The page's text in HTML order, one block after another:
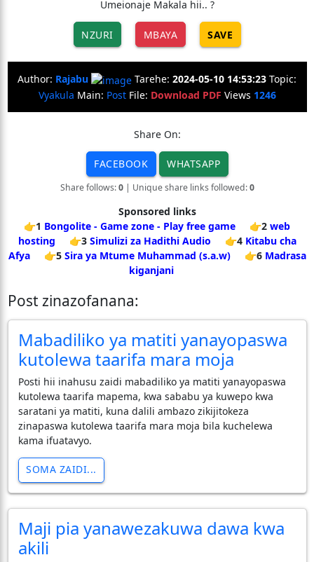
Umeionaje Makala hii.. ?
NZURI MBAYA SAVE
Author: Rajabu Tarehe: 2024-05-10 14:53:23 Topic:
Vyakula Main: PostFile: Download PDF Views 1246
Share On:
FACEBOOK WHATSAPP
Share follows:0| Unique share links followed:0
Sponsored links
👉1 Bongolite - Game zone - Play free game 👉2 web
hosting
👉3 Simulizi za Hadithi Audio 👉4 Kitabu cha
Afya
👉5 Sira ya Mtume Muhammad (s.a.w) 👉6 Madrasa
kiganjani
Post zinazofanana:
Mabadiliko ya matiti yanayopaswa
kutolewa taarifa mara moja
Posti hii inahusu zaidi mabadiliko ya matiti yanayopaswa
kutolewa taarifa mapema, kwa sababu ya kuwepo kwa
saratani ya matiti, kuna dalili ambazo zikijitokeza
zinapaswa kutolewa taarifa mara moja bila kuchelewa
kama ifuatavyo.
SOMA ZAIDI...
Maji pia yanawezakuwa dawa kwa
akili